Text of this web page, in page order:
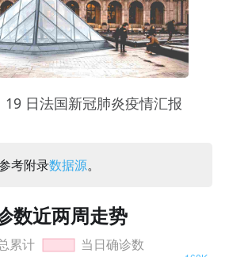
19 日法国新冠肺炎疫情汇报
考附录数据源。
数近两周走势